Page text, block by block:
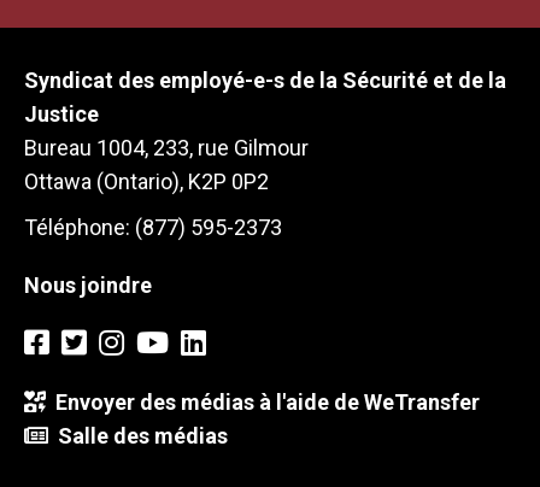
Syndicat des employé-e-s de la Sécurité et de la
Justice
Bureau 1004, 233, rue Gilmour
Ottawa (Ontario), K2P 0P2
Téléphone: (877) 595-2373
Nous joindre
Envoyer des médias à l'aide de WeTransfer
Salle des médias